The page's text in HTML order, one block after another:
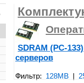
SDRAM (PC-133)
серверов
Фильтр: 128MB |